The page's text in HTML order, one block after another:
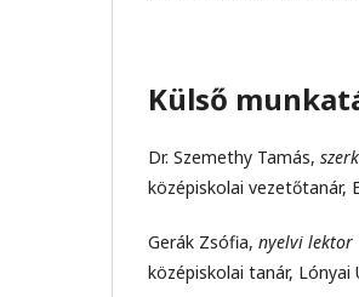
Külső
Dr. Szemethy Tamás,
középiskolai vezetőtanár,
Gerák Zsófia, nyelvi lektor
középiskolai tanár,